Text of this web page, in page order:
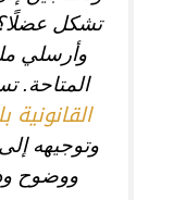
تشكل
وأرسلي
المتاحة.
القانونية
وتوجيهه
ووضوح